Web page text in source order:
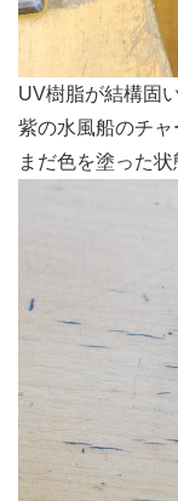
ブログ
UV樹脂が結構固
紫の水風船のチ
まだ色を塗った状